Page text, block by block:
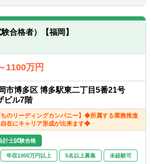
配属先】
京：11名（税理士5名）男性5名、女性6名
幌：11名（税理士2名）男性4名、女性7名
岡：9名（税理士1名）男性3名、女性6名
合格者）【福岡】
1100万円
市博多区 博多駅東二丁目5番21号
ビル7階
ちのリーディングカンパニー】◆所属する業務推進
在にキャリア形成が出来ます◆
計士試験合格
年収1000万円以上 5名以上募集 未経験可